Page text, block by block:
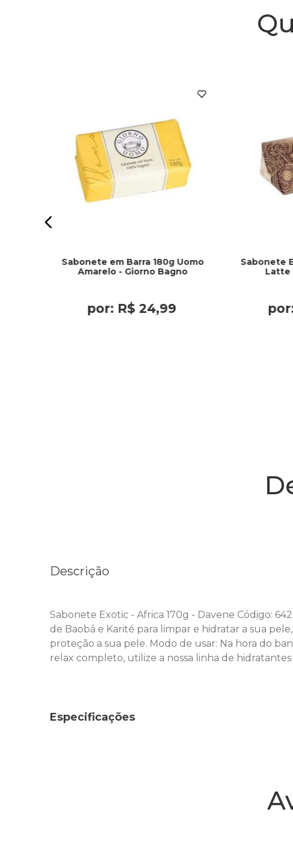
Sabonete em Barra 180g Uomo
Amarelo - Giorno Bagno
por: R$ 24,99
Sabonete
Latte
Descrição
Sabonete Exotic - Africa 170g - Davene Código:
de Baobá e Karité para limpar e hidratar a sua
proteção a sua pele. Modo de usar: Na hora do
relax completo, utilize a nossa linha de
Especificações